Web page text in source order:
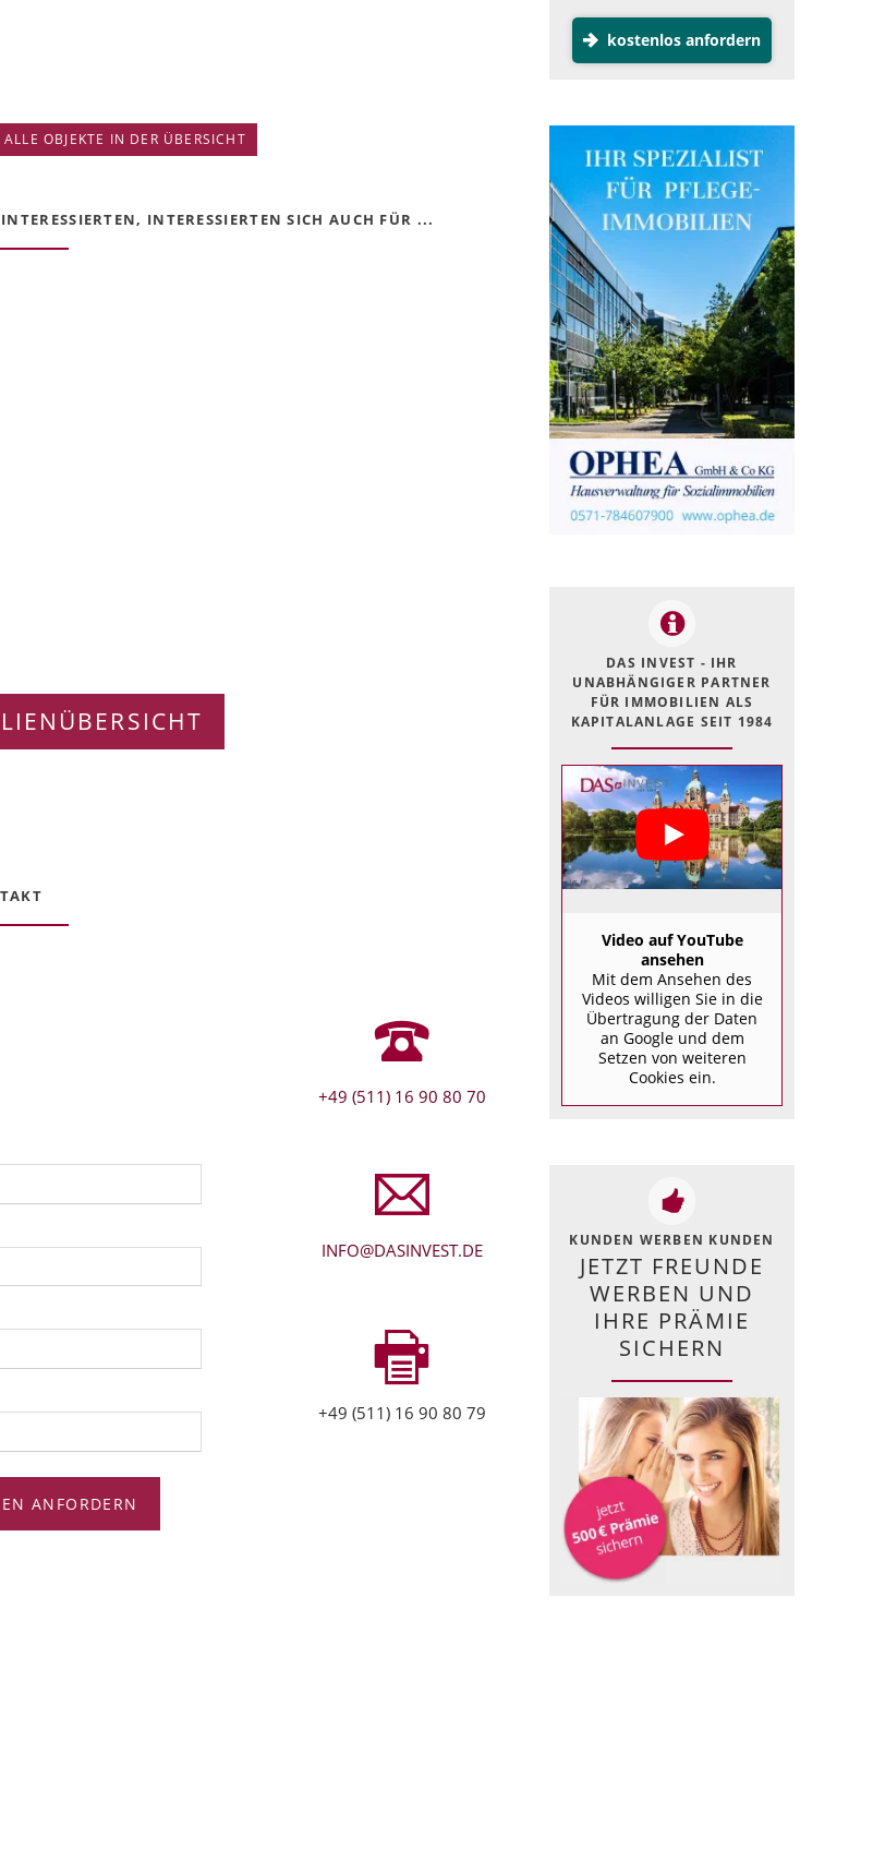
OBJEKTE IN DER ÜBERSICHT
INTERESSIERTEN SICH AUCH FÜR ...
ANFORDERN
+49 (511) 16 90 80 70
INFO@DASINVEST.DE
+49 (511) 16 90 80 79
kostenlos anfordern
DAS INVEST - IHR
UNABHÄNGIGER PARTNER
FÜR IMMOBILIEN ALS
KAPITALANLAGE SEIT 1984
Video auf YouTube
ansehen
Mit dem Ansehen des
Videos willigen Sie in die
Übertragung der Daten
an Google und dem
Setzen von weiteren
Cookies ein.
KUNDEN WERBEN KUNDEN
JETZT FREUNDE
WERBEN UND
IHRE PRÄMIE
SICHERN